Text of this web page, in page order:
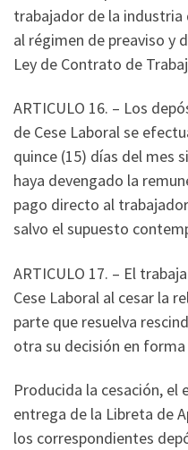
trabajador de la industria
al régimen de preaviso y
Ley de Contrato de
ARTICULO 16. – Los
de Cese Laboral se
quince (15) días del mes
haya devengado la
pago directo al
salvo el supuesto
ARTICULO 17. – El
Cese Laboral al cesar la
parte que resuelva
otra su decisión en
Producida la cesación, el
entrega de la Libreta de
los correspondientes